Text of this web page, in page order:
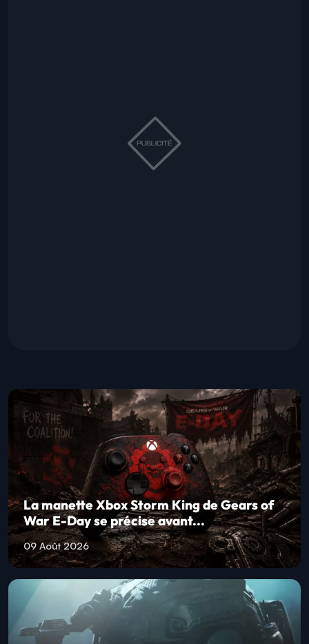
La manette Xbox Storm King de Gears of
War E-Day se précise avant...
09 Août 2026